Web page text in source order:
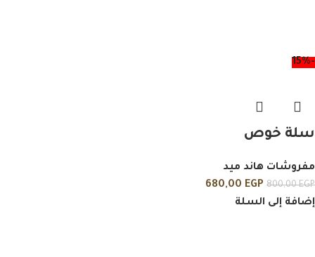
-15%
سلة خوص
مفروشات هاند ميد
800,00EGP
680,00 EGP
إضافة إلى السلة